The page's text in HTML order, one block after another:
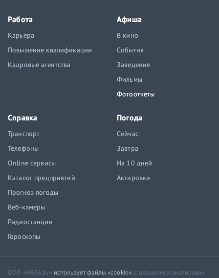
Работа
Карьера
Повышение квалификации
Кадровые агентства
Афиша
В кино
События
Заведения
Фильмы
Фотоотчеты
Справка
Транспорт
Телефоны
Online сервисы
Каталог предприятий
Прогноз погоды
Веб-камеры
Радиостанции
Гороскопы
Погода
Сейчас
Завтра
На 10 дней
Актировки
ООО «НВ86.ру» использует файлы «cookie», с целью персонализации